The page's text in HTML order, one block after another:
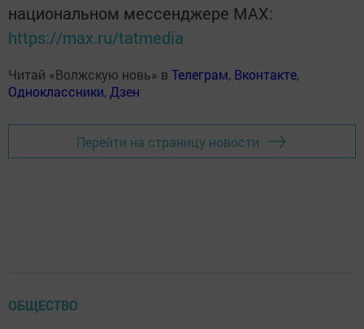
национальном мессенджере MАХ:
https://max.ru/tatmedia
Читай «Волжскую новь» в Телеграм, Вконтакте,
Одноклассники, Дзен
Перейти на страницу новости
ОБЩЕСТВО